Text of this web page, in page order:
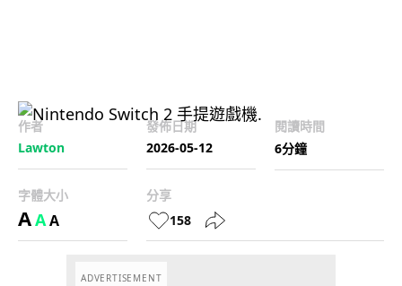
作者
Lawton
發佈日期
2026-05-12
閱讀時間
6分鐘
字體大小
AAA
分享
158
ADVERTISEMENT